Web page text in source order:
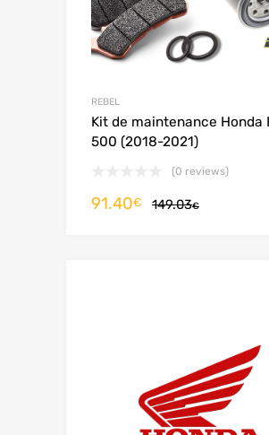
REBEL
Kit de maintenance Honda
500 (2018-2021)
(0 reviews)
149.03€
91.40€